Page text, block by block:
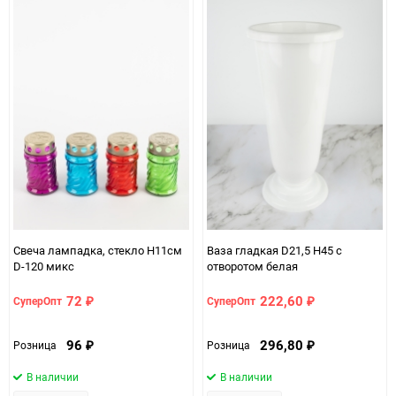
Свеча лампадка, стекло H11см
D-120 микс
СуперОпт 72 ₽
Розница 96 ₽
В наличии
Ваза гладкая D21,5 H45 с
отворотом белая
СуперОпт 222,60 ₽
Розница 296,80 ₽
В наличии